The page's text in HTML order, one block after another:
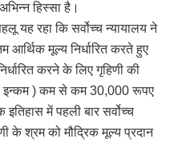
हिस्सा है।
यह रहा कि सर्वोच्च न्यायालय ने
मूल्य निर्धारित करते हुए
करने के लिए गृहिणी की
इन्कम ) कम से कम 30,000 रूपए
इतिहास में पहली बार सर्वोच्च
के श्रम को मौद्रिक मूल्य प्रदान